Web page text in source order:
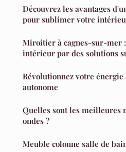
Découvrez les avantages
pour sublimer votre
Miroitier à cagnes-sur-mer
intérieur par des solutions
Révolutionnez votre
autonome
Quelles sont les meilleures
ondes ?
Meuble colonne salle de